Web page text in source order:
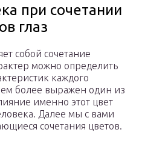
при сочетании
глаз
собой сочетание
можно определить
каждого
более выражен один из
именно этот цвет
Далее мы с вами
сочетания цветов.